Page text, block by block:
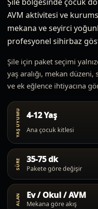
AVM aktivitesi ve
mekana ve seyirci
profesyonel sihirbaz
Şile için paket seçimi
yaş aralığı, mekan düzeni,
ve ek eğlence ihtiyacına
YAŞ UYUMU 4-12 Yaş
Ana çocuk kitlesi
SÜRE 35-75 dk
Pakete göre değişir
ALAN Ev / Okul / AVM
Mekana göre akış